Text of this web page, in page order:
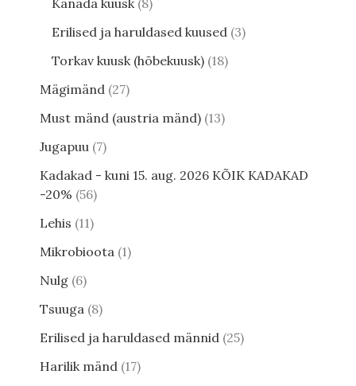
Kanada kuusk 8
Erilised ja haruldased kuused 3
Torkav kuusk (hõbekuusk) 18
Mägimänd 27
Must mänd (austria mänd) 13
Jugapuu 7
Kadakad - kuni 15. aug. 2026 KÕIK KADAKAD
-20% 56
Lehis 11
Mikrobioota 1
Nulg 6
Tsuuga 8
Erilised ja haruldased männid 25
Harilik mänd 17